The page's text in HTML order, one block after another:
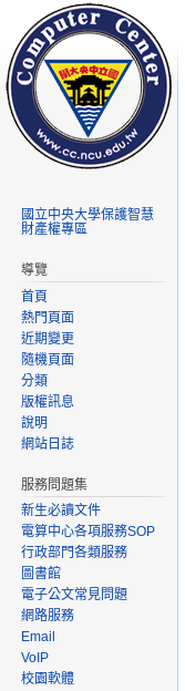
國立中央大學保護智慧
財產權專區
導覽
首頁
熱門頁面
近期變更
隨機頁面
分類
版權訊息
說明
網站日誌
服務問題集
新生必讀文件
電算中心各項服務SOP
行政部門各類服務
圖書館
電子公文常見問題
網路服務
Email
VoIP
校園軟體